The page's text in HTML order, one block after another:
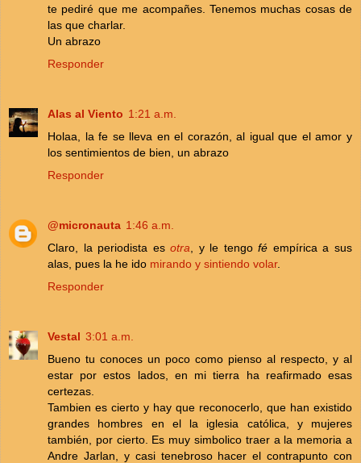
te pediré que me acompañes. Tenemos muchas cosas de
las que charlar.
Un abrazo
Responder
Alas al Viento 1:21 a.m.
Holaa, la fe se lleva en el corazón, al igual que el amor y
los sentimientos de bien, un abrazo
Responder
@micronauta 1:46 a.m.
Claro, la periodista esotra , y le tengofé empírica a sus
alas, pues la he ido mirando y sintiendo volar.
Responder
Vestal 3:01 a.m.
Bueno tu conoces un poco como pienso al respecto, y al
estar por estos lados, en mi tierra ha reafirmado esas
certezas.
Tambien es cierto y hay que reconocerlo, que han existido
grandes hombres en el la iglesia católica, y mujeres
también, por cierto. Es muy simbolico traer a la memoria a
Andre Jarlan, y casi tenebroso hacer el contrapunto con